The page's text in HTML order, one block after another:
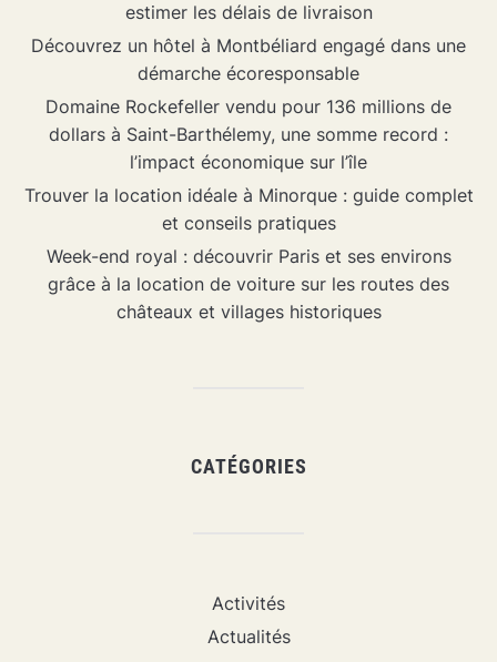
estimer les délais de livraison
Découvrez un hôtel à Montbéliard engagé dans une
démarche écoresponsable
Domaine Rockefeller vendu pour 136 millions de
dollars à Saint-Barthélemy, une somme record :
l’impact économique sur l’île
Trouver la location idéale à Minorque : guide complet
et conseils pratiques
Week-end royal : découvrir Paris et ses environs
grâce à la location de voiture sur les routes des
châteaux et villages historiques
CATÉGORIES
Activités
Actualités